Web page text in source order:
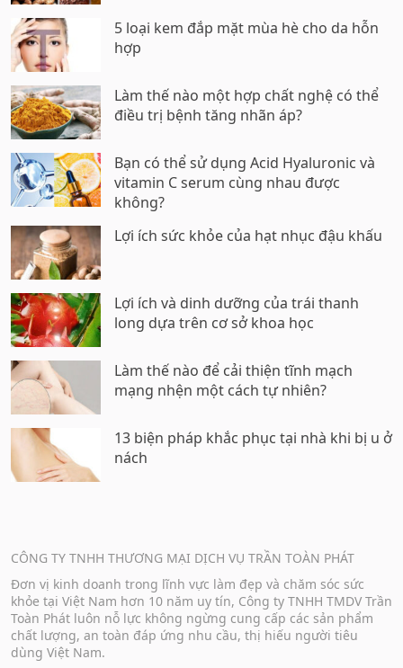
5 loại kem đắp mặt mùa hè cho da hỗn
hợp
Làm thế nào một hợp chất nghệ có thể
điều trị bệnh tăng nhãn áp?
Bạn có thể sử dụng Acid Hyaluronic và
vitamin C serum cùng nhau được
không?
Lợi ích sức khỏe của hạt nhục đậu khấu
Lợi ích và dinh dưỡng của trái thanh
long dựa trên cơ sở khoa học
Làm thế nào để cải thiện tĩnh mạch
mạng nhện một cách tự nhiên?
13 biện pháp khắc phục tại nhà khi bị u ở
nách
CÔNG TY TNHH THƯƠNG MẠI DỊCH VỤ TRẦN TOÀN PHÁT
Đơn vị kinh doanh trong lĩnh vực làm đẹp và chăm sóc sức
khỏe tại Việt Nam hơn 10 năm uy tín, Công ty TNHH TMDV Trần
Toàn Phát luôn nỗ lực không ngừng cung cấp các sản phẩm
chất lượng, an toàn đáp ứng nhu cầu, thị hiếu người tiêu
dùng Việt Nam.